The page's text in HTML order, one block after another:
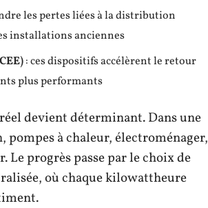
les pertes liées à la distribution
installations anciennes
: ces dispositifs accélèrent le retour
plus performants
réel devient déterminant. Dans une
à chaleur, électroménager,
Le progrès passe par le choix de
où chaque kilowattheure